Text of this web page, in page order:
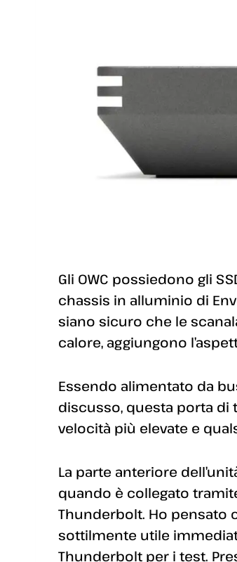
Gli OWC possiedono gli
chassis in alluminio di
siano sicuro che le
calore, aggiungono
Essendo alimentato da
discusso, questa porta di
velocità più elevate e
La parte anteriore
quando è collegato
Thunderbolt. Ho pensato
sottilmente utile
Thunderbolt per i test.